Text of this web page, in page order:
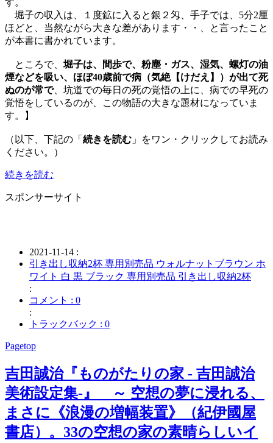
す。
堀子の収入は、１度鉱に入ると銀２匁、手子では、5分2厘
ほどと、当然ながら大きな差があります・・、と言ったこと
が本書に書かれています。
ところで、 堀子は、間歩で、粉塵・ガス、湿気、螺灯の油
煙などを吸い、ほぼ40歳前で病（気絶【けだえ】）が出て死
ぬのが常で、坑道での毎日の死の覚悟の上に、病での早死の
覚悟をしているのが、この物語の大きな題材になっていま
す。】
（以下、下記の「 続きを読む 」をワン・クリックしてお読み
ください。）
続きを読む
スポンサーサイト
2021-11-14 :
引き出し収納2杯 専用別売品 ウォルナットブラウン ホ
ワイト 白 黒 ブラック 専用別売品 引き出し収納2杯
:
コメント : 0
:
トラックバック : 0
Pagetop
吉田誠治『ものがたりの家 - 吉田誠治
美術設定集-』 ～ 空想の夢に浸れる、
まさに《浪漫の増幅装置》（紀伊國屋
書店）。33の空想の家の素晴らしいイ